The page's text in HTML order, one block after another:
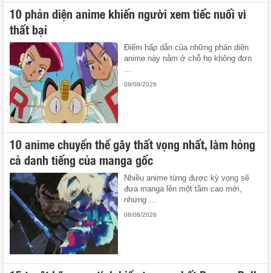
10 phản diện anime khiến người xem tiếc nuối vì
thất bại
Điểm hấp dẫn của những phản diện
anime này nằm ở chỗ họ không đơn
...
08/08/2026
10 anime chuyển thể gây thất vọng nhất, làm hỏng
cả danh tiếng của manga gốc
Nhiều anime từng được kỳ vọng sẽ
đưa manga lên một tầm cao mới,
nhưng ...
08/08/2026